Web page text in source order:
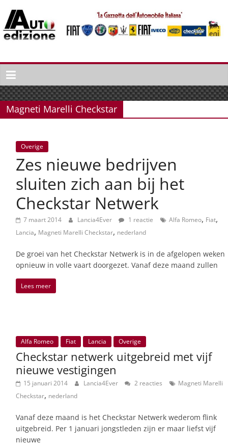
naar
inhoud
Auto
Edizione
La
Gazetta
dell'Automobile
Italiaans
autonieuws
lifestyle
Magneti Marelli Checkstar
Overige
Zes nieuwe bedrijven
sluiten zich aan bij het
Checkstar Netwerk
7 maart 2014 Lancia4Ever 1 reactie Alfa Romeo, Fiat,
Lancia, Magneti Marelli Checkstar, nederland
De groei van het Checkstar Netwerk is in de afgelopen weken
opnieuw in volle vaart doorgezet. Vanaf deze maand zullen
Lees meer
Alfa Romeo Fiat Lancia Overige
Checkstar netwerk uitgebreid met vijf
nieuwe vestigingen
15 januari 2014 Lancia4Ever 2 reacties
Magneti Marelli
Checkstar, nederland
Vanaf deze maand is het Checkstar Netwerk wederom flink
uitgebreid. Per 1 januari jongstleden zijn er maar liefst vijf
nieuwe